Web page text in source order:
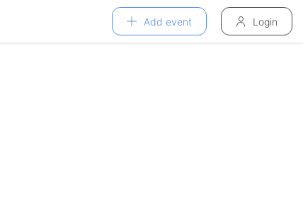
Add event Login